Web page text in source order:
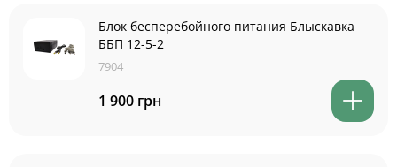
Блок бесперебойного питания Блыскавка
ББП 12-5-2
7904
1 900 грн